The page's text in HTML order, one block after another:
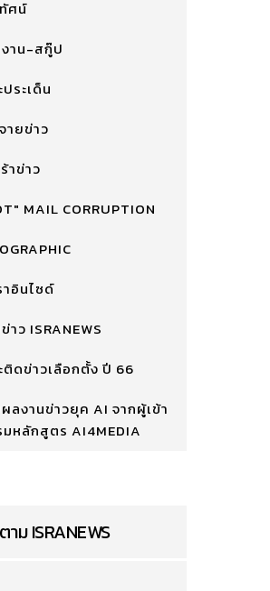
ศน์
าน-สกู๊ป
ประเด็น
ายข่าว
าข่าว
MAIL CORRUPTION
อินไซด์
าว ISRANEWS
ติดข่าวเลือกตั้ง ปี 66
ลงานข่าวยุค AI จากผู้เข้า
หลักสูตร AI4MEDIA
ม ISRANEWS